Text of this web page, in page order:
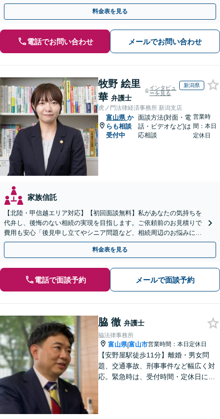
談ください。【休日・夜間面談可】【オンライン面談可】
料金表を見る
電話でお問い合わせ メールでお問い合わせ
牧野 絵里
華 弁護士
インタビュ
ーを見る
新潟県
虎ノ門法律経済事務所 新潟支店
富山県 か
らも相談
受付中
面談方法(対面・電
話・ビデオなど)は
応相談
営業時
間：本日
定休日
家族信託
【北陸・甲信越エリア対応】【初回面談無料】私があなたの気持ちを
代弁し、後悔のない相続の実現を目指します。ご依頼前のお見積りで
費用も安心「後見申し立てやシニア問題など、相続周辺のお悩みにも
対処可能」【WEB面談対応】
料金表を見る
電話で面談予約 メールで面談予約
脇 徹 弁護士
脇法律事務所
富山県|富山市営業時間：本日定休日
【安野屋駅徒歩11分】離婚・男女問
題、交通事故、刑事事件など幅広く対
応。緊急時は、受付時間・定休日に関